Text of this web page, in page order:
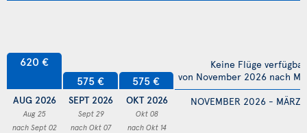
620 €
AUG 2026
Aug 25
nach Sept 02
575 €
SEPT 2026
Sept 29
nach Okt 07
575 €
OKT 2026
Okt 08
nach Okt 14
NOVEMBER 2026 - MÄRZ
Keine Flüge verfügbar
von November 2026 nach